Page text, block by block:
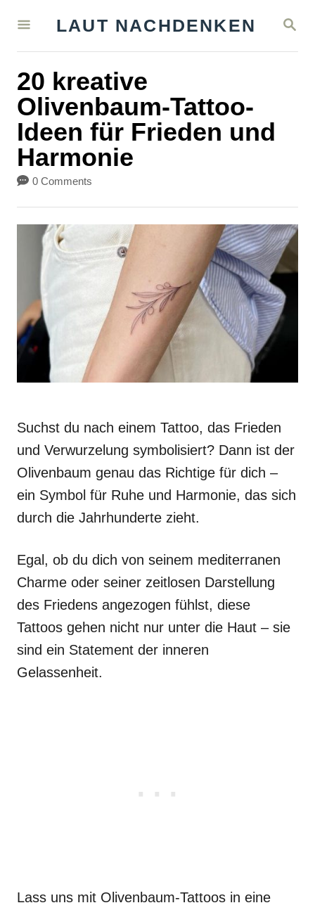
S
A
LAUT NACHDENKEN
20 kreative
Olivenbaum-Tattoo-
Ideen für Frieden und
Harmonie
0 Comments
Suchst du nach einem Tattoo, das Frieden
und Verwurzelung symbolisiert? Dann ist der
Olivenbaum genau das Richtige für dich –
ein Symbol für Ruhe und Harmonie, das sich
durch die Jahrhunderte zieht.
Egal, ob du dich von seinem mediterranen
Charme oder seiner zeitlosen Darstellung
des Friedens angezogen fühlst, diese
Tattoos gehen nicht nur unter die Haut – sie
sind ein Statement der inneren
Gelassenheit.
Lass uns mit Olivenbaum-Tattoos in eine